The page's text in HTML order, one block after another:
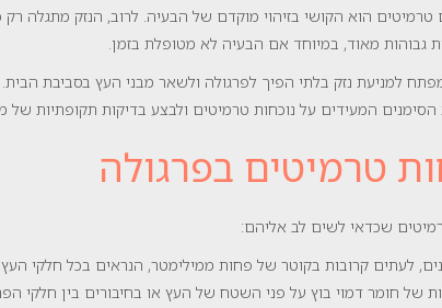
הוא הקושי בזיהוי מוקדם של הבעיה. לרוב, הנזק
גבוהות מאוד, במיוחד אם הבעיה לא מטופלת בזמן.
למניעת נזק בלתי הפיך לפרגולה ולשאר מבני העץ בסביבת
המעידים על נוכחות טרמיטים ולבצע בדיקות תקופתיות של
טרמיטים בפרגולה
שכדאי לשים לב אליהם:
לעתים קרובות בקוטר של פחות ממילימטר, הנראים בכל חלקי
של חומר דמוי בוץ על פני השטח של העץ או בחיבורים בין חלקי